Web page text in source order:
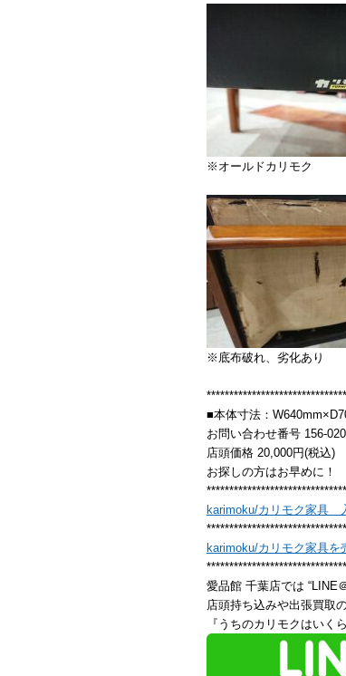
※オールドカリモク
※底布破れ、劣化あり
■本体寸法：
お問い合わせ番号 156-
店頭価格 20,000円(税込)
お探しの方はお早めに！
karimoku/カリモク家具
karimoku/カリモク家具を
愛品館 千葉店では “LINE
店頭持ち込みや出張買取
『うちのカリモクはいく